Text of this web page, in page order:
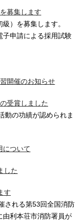
募集します
）を募集します。
子申請による採用試験
開催のお知らせ
受賞しました
動の功績が認められま
について
した
す
される第53回全国消防
由利本荘市消防署員が